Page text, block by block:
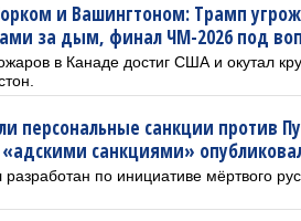
и Вашингтоном: Трамп
за дым, финал ЧМ-2026 под
в Канаде достиг США и окутал
персональные санкции против
«адскими санкциями»
разработан по инициативе мёртвого